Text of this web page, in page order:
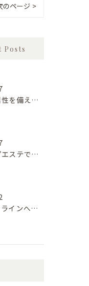
のページ >
Posts
安全性と効果性を備えたバストアップエステ
バストアップエステで美しく健康的なバストに！最新バストケアサロン特集
理想のボディラインへ！安心のバストアップエステ